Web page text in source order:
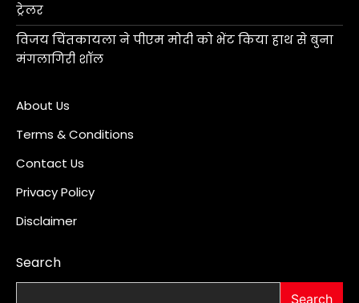
ट्रेलर
विजय चिंतकायला ने पीएम मोदी को भेंट किया हाथ से बुना
मंगलागिरी शॉल
About Us
Terms & Conditions
Contact Us
Privacy Policy
Disclaimer
Search
Search